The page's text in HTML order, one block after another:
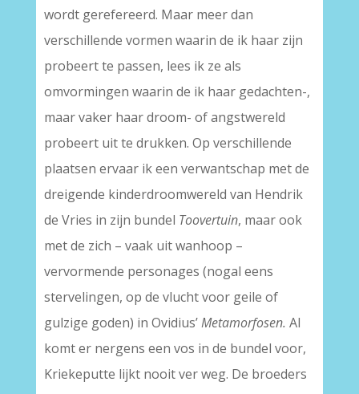
wordt gerefereerd. Maar meer dan
verschillende vormen waarin de ik haar zijn
probeert te passen, lees ik ze als
omvormingen waarin de ik haar gedachten-,
maar vaker haar droom- of angstwereld
probeert uit te drukken. Op verschillende
plaatsen ervaar ik een verwantschap met de
dreigende kinderdroomwereld van Hendrik
de Vries in zijn bundel Toovertuin, maar ook
met de zich – vaak uit wanhoop –
vervormende personages (nogal eens
stervelingen, op de vlucht voor geile of
gulzige goden) in Ovidius’Metamorfosen. Al
komt er nergens een vos in de bundel voor,
Kriekeputte lijkt nooit ver weg. De broeders